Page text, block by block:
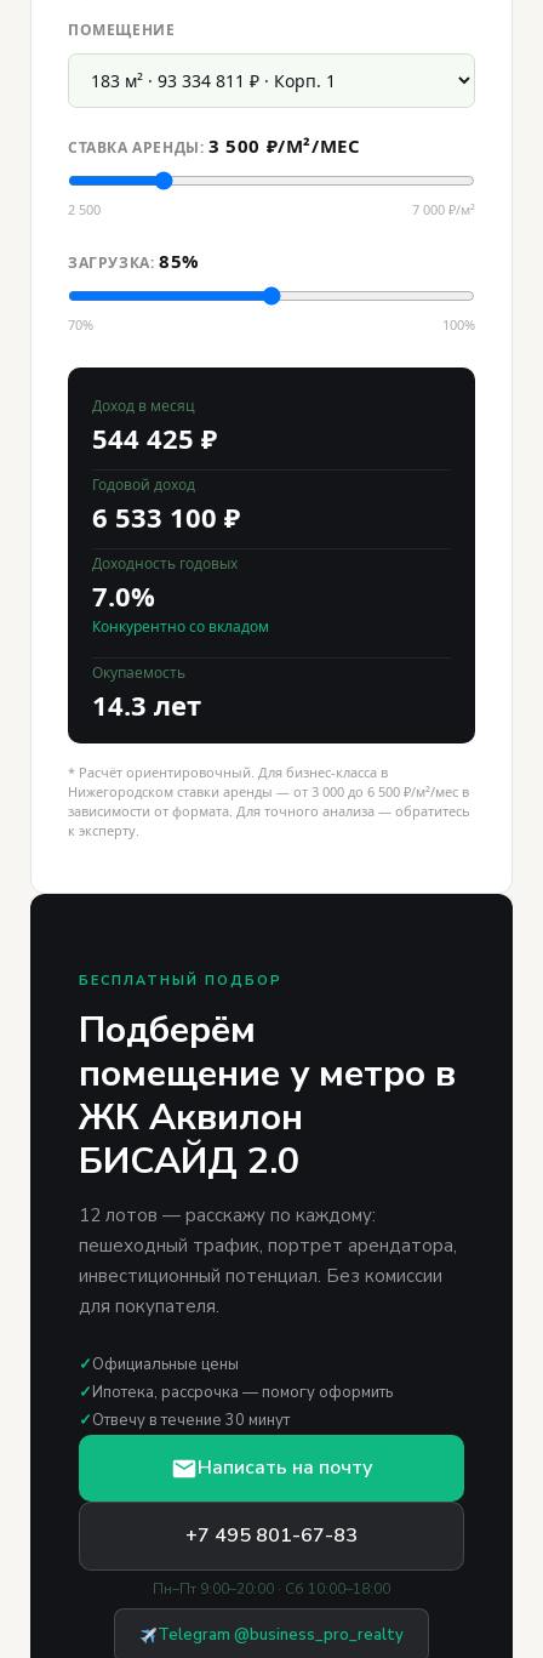
ПОМЕЩЕНИЕ
СТАВКА АРЕНДЫ: 3 500 ₽/М²/МЕС
2 500 7 000 ₽/м²
ЗАГРУЗКА: 85%
70% 100%
Доход в месяц
544 425 ₽
Годовой доход
6 533 100 ₽
Доходность годовых
7.0%
Конкурентно со вкладом
Окупаемость
14.3 лет
* Расчёт ориентировочный. Для бизнес-класса в
Нижегородском ставки аренды — от 3 000 до 6 500 ₽/м²/мес в
зависимости от формата. Для точного анализа — обратитесь
к эксперту.
БЕСПЛАТНЫЙ ПОДБОР
Подберём
помещение у метро в
ЖК Аквилон
БИСАЙД 2.0
12 лотов — расскажу по каждому:
пешеходный трафик, портрет арендатора,
инвестиционный потенциал. Без комиссии
для покупателя.
✓Официальные цены
✓Ипотека, рассрочка — помогу оформить
✓Отвечу в течение 30 минут
Написать на почту
+7 495 801-67-83
Пн–Пт 9:00–20:00 · Сб 10:00–18:00
Telegram @business_pro_realty